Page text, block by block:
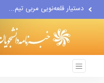
اقتصاددان معروف آمریکایی:...
انتشار اخبار جعلی توسط...